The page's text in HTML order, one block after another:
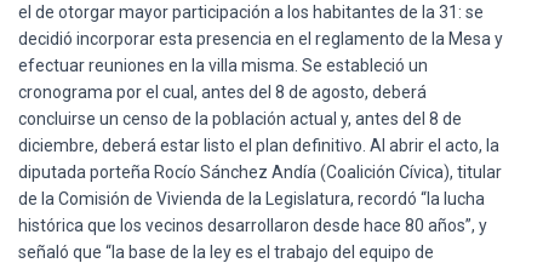
el de otorgar mayor participación a los habitantes de la 31: se
decidió incorporar esta presencia en el reglamento de la Mesa y
efectuar reuniones en la villa misma. Se estableció un
cronograma por el cual, antes del 8 de agosto, deberá
concluirse un censo de la población actual y, antes del 8 de
diciembre, deberá estar listo el plan definitivo. Al abrir el acto, la
diputada porteña Rocío Sánchez Andía (Coalición Cívica), titular
de la Comisión de Vivienda de la Legislatura, recordó “la lucha
histórica que los vecinos desarrollaron desde hace 80 años”, y
señaló que “la base de la ley es el trabajo del equipo de